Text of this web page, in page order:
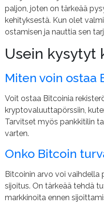
paljon, joten on tärkeää
kehityksestä. Kun olet
ostamisen ja nauttia sen
Usein kysytyt
Miten voin ostaa
Voit ostaa Bitcoinia
kryptovaluuttapörssiin,
Tarvitset myös pankkitilin
varten.
Onko Bitcoin
Bitcoinin arvo voi vaihdella
sijoitus. On tärkeää tehdä
markkinoita ennen